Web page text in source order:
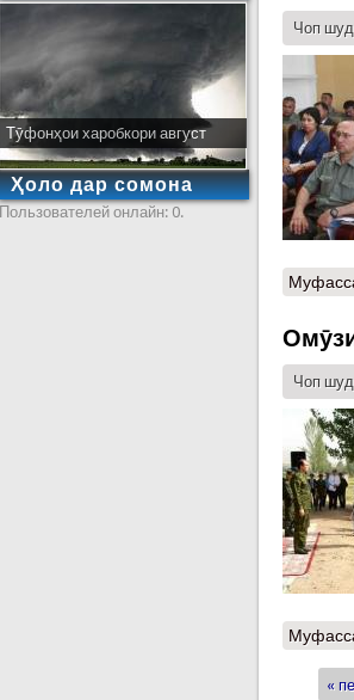
Чоп
Чоп
«
Тӯфонҳои харобкори август
Ҳоло дар сомона
Пользователей онлайн: 0.